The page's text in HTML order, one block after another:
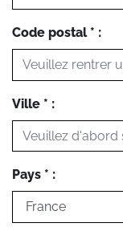
Code postal * :
Ville * :
Pays * :